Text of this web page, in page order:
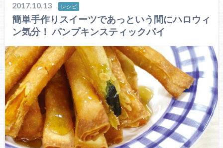
2017.10.13 レシピ
簡単手作りスイーツであっという間にハロウィ
ン気分！ パンプキンスティックパイ